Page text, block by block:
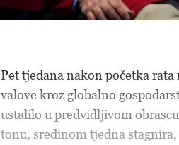
Pet tjedana nakon početka
valove kroz globalno
ustalilo u predvidljivom
tonu, sredinom tjedna